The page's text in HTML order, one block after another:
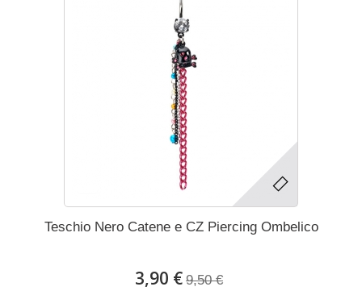
Teschio Nero Catene e CZ Piercing Ombelico
3,90 € 9,50 €